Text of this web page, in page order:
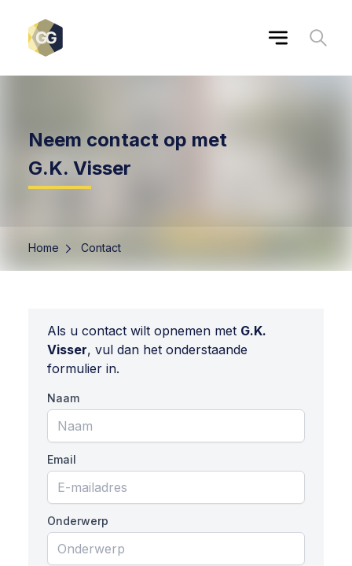
Neem contact op met
G.K. Visser
Home Contact
Als u contact wilt opnemen met G.K.
Visser, vul dan het onderstaande
formulier in.
Naam
Email
Onderwerp